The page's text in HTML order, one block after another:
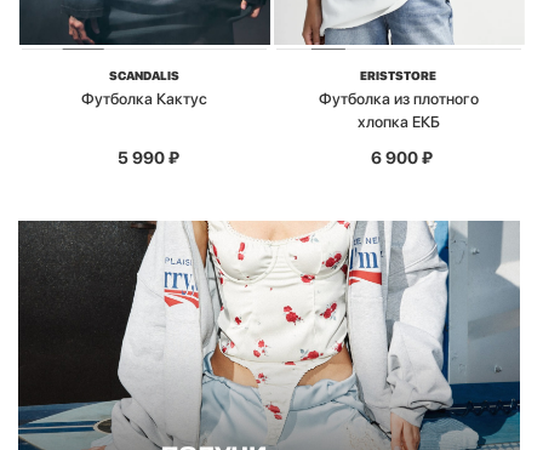
SCANDALIS
Футболка Кактус
5 990₽
ERISTSTORE
Футболка из плотного
хлопка EКБ
6 900₽